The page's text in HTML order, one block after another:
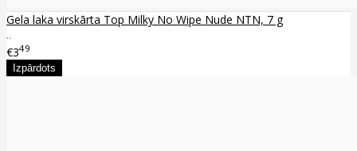
Gela laka virskārta Top Milky No Wipe Nude NTN, 7 g
..
€349